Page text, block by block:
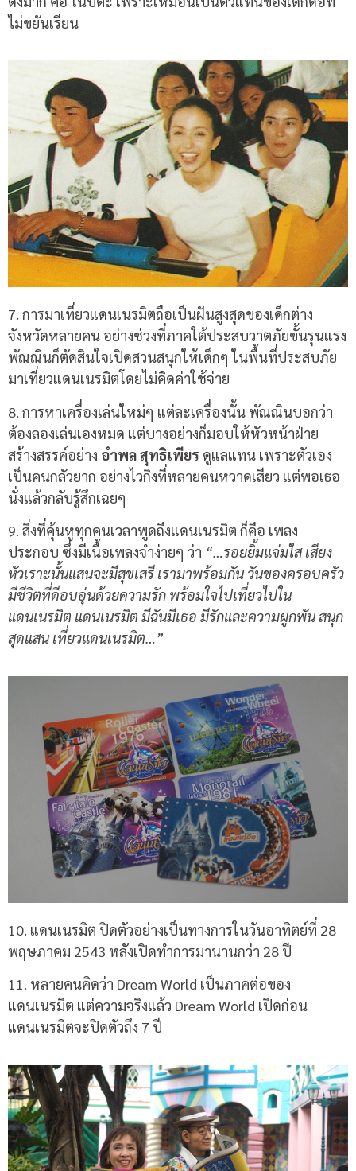
ไม่ขยันเรียน
7. การมาเที่ยวแดนเนรมิตถือเป็นฝันสูงสุดของเด็กต่าง
จังหวัดหลายคน อย่างช่วงที่ภาคใต้ประสบวาตภัยขั้นรุนแรง
พัณณินก็ตัดสินใจเปิดสวนสนุกให้เด็กๆ ในพื้นที่ประสบภัย
มาเที่ยวแดนเนรมิตโดยไม่คิดค่าใช้จ่าย
8. การหาเครื่องเล่นใหม่ๆ แต่ละเครื่องนั้น พัณณินบอกว่า
ต้องลองเล่นเองหมด แต่บางอย่างก็มอบให้หัวหน้าฝ่าย
สร้างสรรค์อย่าง อำพล สุทธิเพียร ดูแลแทน เพราะตัวเอง
เป็นคนกลัวยาก อย่างไวกิงที่หลายคนหวาดเสียว แต่พอเธอ
นั่งแล้วกลับรู้สึกเฉยๆ
9. สิ่งที่คุ้นหูทุกคนเวลาพูดถึงแดนเนรมิต ก็คือ เพลง
ประกอบ ซึ่งมีเนื้อเพลงจำง่ายๆ ว่า “…รอยยิ้มแจ่มใส เสียง
หัวเราะนั้นแสนจะมีสุขเสรี เรามาพร้อมกัน วันของครอบครัว
มีชีวิตที่ดีอบอุ่นด้วยความรัก พร้อมใจไปเที่ยวไปใน
แดนเนรมิต แดนเนรมิต มีฉันมีเธอ มีรักและความผูกพัน สนุก
สุดแสน เที่ยวแดนเนรมิต…”
10. แดนเนรมิต ปิดตัวอย่างเป็นทางการในวันอาทิตย์ที่ 28
พฤษภาคม 2543 หลังเปิดทำการมานานกว่า 28 ปี
11. หลายคนคิดว่า Dream World เป็นภาคต่อของ
แดนเนรมิต แต่ความจริงแล้ว Dream World เปิดก่อน
แดนเนรมิตจะปิดตัวถึง 7 ปี